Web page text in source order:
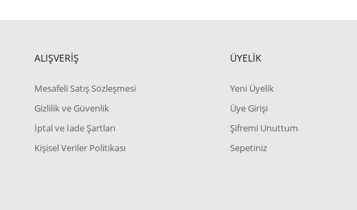
ALIŞVERİŞ
Mesafeli Satış Sözleşmesi
Gizlilik ve Güvenlik
İptal ve İade Şartları
Kişisel Veriler Politikası
ÜYELİK
Yeni Üyelik
Üye Girişi
Şifremi Unuttum
Sepetiniz